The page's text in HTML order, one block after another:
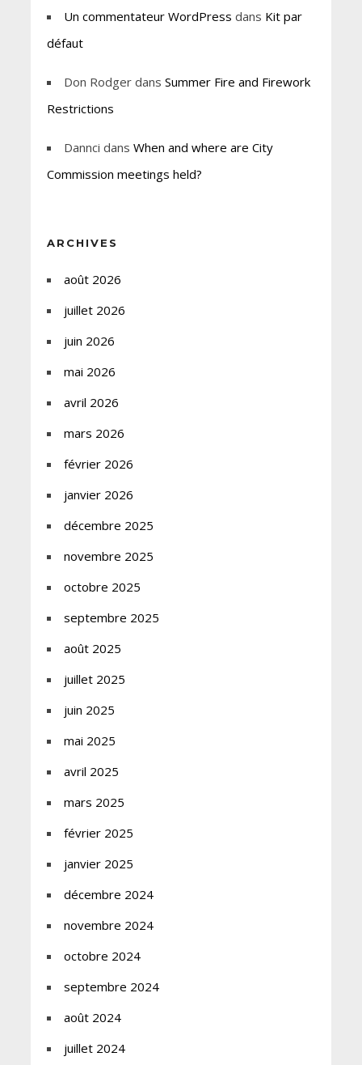
Un commentateur WordPress dans Kit par
défaut
Don Rodgerdans Summer Fire and Firework
Restrictions
Dannci dans When and where are City
Commission meetings held?
ARCHIVES
août 2026
juillet 2026
juin 2026
mai 2026
avril 2026
mars 2026
février 2026
janvier 2026
décembre 2025
novembre 2025
octobre 2025
septembre 2025
août 2025
juillet 2025
juin 2025
mai 2025
avril 2025
mars 2025
février 2025
janvier 2025
décembre 2024
novembre 2024
octobre 2024
septembre 2024
août 2024
juillet 2024